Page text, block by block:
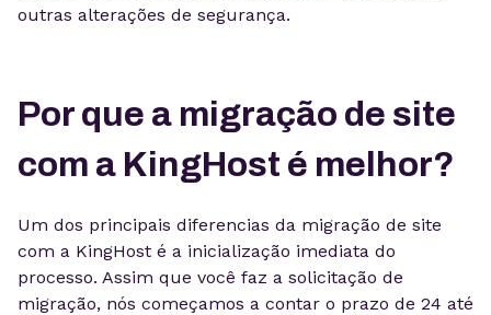
outras alterações de segurança.
Por que a migração de site
com a KingHost é melhor?
Um dos principais diferencias da migração de site
com a KingHost é a inicialização imediata do
processo. Assim que você faz a solicitação de
migração, nós começamos a contar o prazo de 24 até